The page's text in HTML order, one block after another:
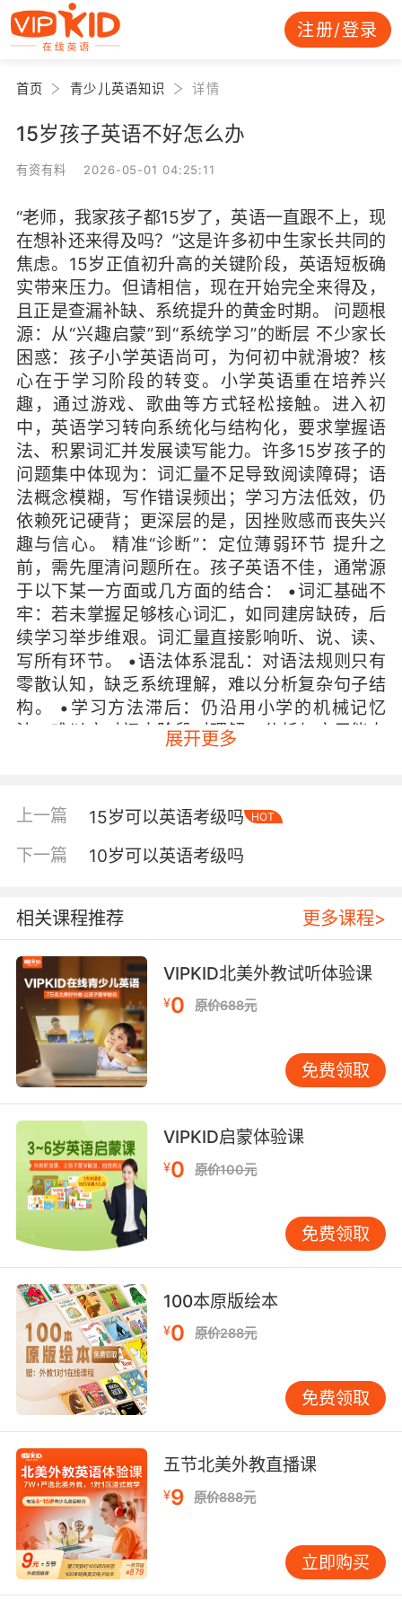
注册/登录
首页 青少儿英语知识 详情
15岁孩子英语不好怎么办
有资有料 2026-05-01 04:25:11
“老师，我家孩子都15岁了，英语一直跟不上，现
在想补还来得及吗？”这是许多初中生家长共同的
焦虑。15岁正值初升高的关键阶段，英语短板确
实带来压力。但请相信，现在开始完全来得及，
且正是查漏补缺、系统提升的黄金时期。 问题根
源：从“兴趣启蒙”到“系统学习”的断层 不少家长
困惑：孩子小学英语尚可，为何初中就滑坡？核
心在于学习阶段的转变。小学英语重在培养兴
趣，通过游戏、歌曲等方式轻松接触。进入初
中，英语学习转向系统化与结构化，要求掌握语
法、积累词汇并发展读写能力。许多15岁孩子的
问题集中体现为：词汇量不足导致阅读障碍；语
法概念模糊，写作错误频出；学习方法低效，仍
依赖死记硬背；更深层的是，因挫败感而丧失兴
趣与信心。 精准“诊断”：定位薄弱环节 提升之
前，需先厘清问题所在。孩子英语不佳，通常源
于以下某一方面或几方面的结合： •词汇基础不
牢：若未掌握足够核心词汇，如同建房缺砖，后
续学习举步维艰。词汇量直接影响听、说、读、
写所有环节。 •语法体系混乱：对语法规则只有
零散认知，缺乏系统理解，难以分析复杂句子结
构。 •学习方法滞后：仍沿用小学的机械记忆
法，难以应对初中阶段对理解、分析与应用能力
的更高要求。 •兴趣与动力缺失：长期成绩不理
不好”的恶性循环。 重燃动力：化“被动”为“主动”
对于青少年，兴趣是最好的催化剂。若孩子心生
抵触，任何技巧都难奏效。如何重新点燃火花？
•联结兴趣：将英语与孩子的爱好结合。例如，喜
文歌曲；爱看电影可观赏原版影片（配英文字
幕）。让英语成为探索世界的工具，而非枯燥任
务。 •设定小目标，创造成就感：例如，每日掌
握几个新词，或读懂一小段英文趣闻。每完成一
个目标，给予及时肯定。这种正向反馈能逐步重
建自信。 系统提升：四步构建学习框架 针对15岁
学生的特点，可遵循以下“四步走”策略，建立扎
实的学习体系： 第一步：夯实基础，聚焦词汇与
语法 •词汇：采用“主题式学习法”。例如，一周集
中学习“校园生活”相关词汇，下一周聚焦“科技环
境”。将单词置于具体语境中，记忆更牢固。 •语
法：需系统梳理。建议使用一本适合初中生的语
法教材，按章节循序渐进。学习时重在理解规则
背后的逻辑，并通过大量例句加以巩固。 第二
步：强化输入，提升听力与阅读 •听力：从慢速
英语材料开始（如适合青少年的慢速播客或故
事），每天坚持听一段时间。初期不必苛求完全
听懂，重在浸泡于语言环境中，培养语感。 •阅
读：选择难度适宜的英文读物，可从图文并茂的
章节书或简写版名著起步，逐步增加文本复杂
度。鼓励孩子阅读自己感兴趣的主题。 第三步：
加强输出，锻炼口语与写作 •口语：创造轻松的
表达机会。例如，每天用英语描述一件趣事，或
就一个简单话题发表看法。重在敢于开口，不必
过分纠结口音或小错误。 •写作：从写英文日记
或简短段落开始，记录日常。初期关注内容表达
的通顺性，逐步再完善语法和用词。 第四步：培
养策略，优化学习效率引导孩子掌握记笔记、定
期复习、时间管理等元认知策略。这些能力不仅
助力英语学习，也将惠及其他学科。 日常计划：
展开更多
上一篇 15岁可以英语考级吗 HOT
下一篇 10岁可以英语考级吗
相关课程推荐 更多课程>
VIPKID北美外教试听体验课
¥0 原价688元
免费领取
VIPKID启蒙体验课
¥0 原价100元
免费领取
100本原版绘本
¥0 原价288元
免费领取
五节北美外教直播课
¥9 原价888元
立即购买